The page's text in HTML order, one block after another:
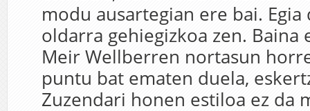
modu ausartegian ere bai. Egia
oldarra gehiegizkoa zen. Baina
Meir Wellberren nortasun
puntu bat ematen duela,
Zuzendari honen estiloa ez da